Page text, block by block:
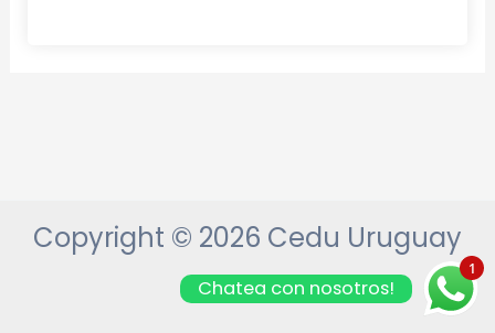
Copyright © 2026 Cedu Uruguay
1
Chatea con nosotros!